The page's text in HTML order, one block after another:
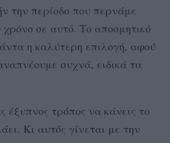
την περίοδο που περνάμε
σε αυτό. Το αποσμητικό
η καλύτερη επιλογή, αφού
συχνά, ειδικά τα
έξυπνος τρόπος να κάνεις το
Κι αυτός γίνεται με την